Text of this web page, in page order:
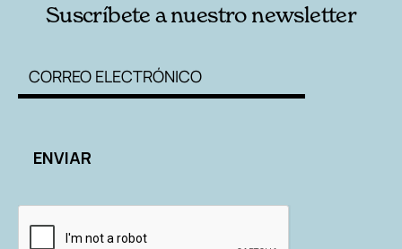
Suscríbete a nuestro newsletter